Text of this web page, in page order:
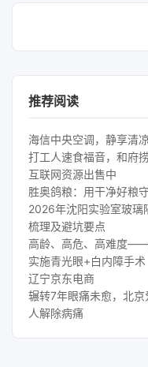
推荐阅读
海信中央空调，静享清
打工人速食福音，和府
互联网资源出售中
胜奥鸽粮：用干净好粮
2026年沈阳实验室玻璃
梳理及避坑要点
高龄、高危、高难度
实施青光眼+白内障手术
辽宁京东电商
辗转7年眼痛未愈，北
人解除病痛